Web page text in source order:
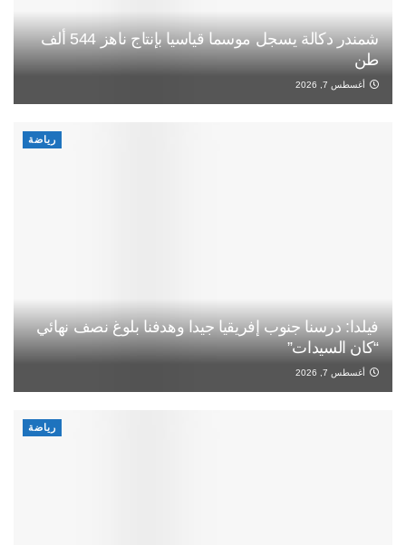
شمندر دكالة يسجل موسما قياسيا بإنتاج ناهز 544 ألف
طن
أغسطس 7, 2026
رياضة
فيلدا: درسنا جنوب إفريقيا جيدا وهدفنا بلوغ نصف نهائي
“كان السيدات”
أغسطس 7, 2026
رياضة